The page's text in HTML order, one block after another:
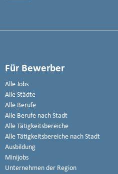
Für Bewerber
Alle Jobs
Alle Städte
Alle Berufe
Alle Berufe nach Stadt
Alle Tätigkeitsbereiche
Alle Tätigkeitsbereiche nach Stadt
Ausbildung
Minijobs
Unternehmen der Region